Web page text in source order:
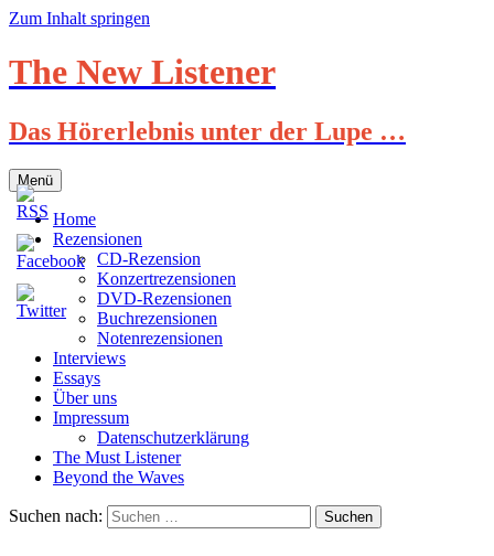
Zum Inhalt springen
The New Listener
Das Hörerlebnis unter der Lupe …
Menü
Home
Rezensionen
CD-Rezension
Konzertrezensionen
DVD-Rezensionen
Buchrezensionen
Notenrezensionen
Interviews
Essays
Über uns
Impressum
Datenschutzerklärung
The Must Listener
Beyond the Waves
Suchen nach: